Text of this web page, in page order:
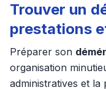
Trouver un
prestations
Préparer son
organisation
administratives et la